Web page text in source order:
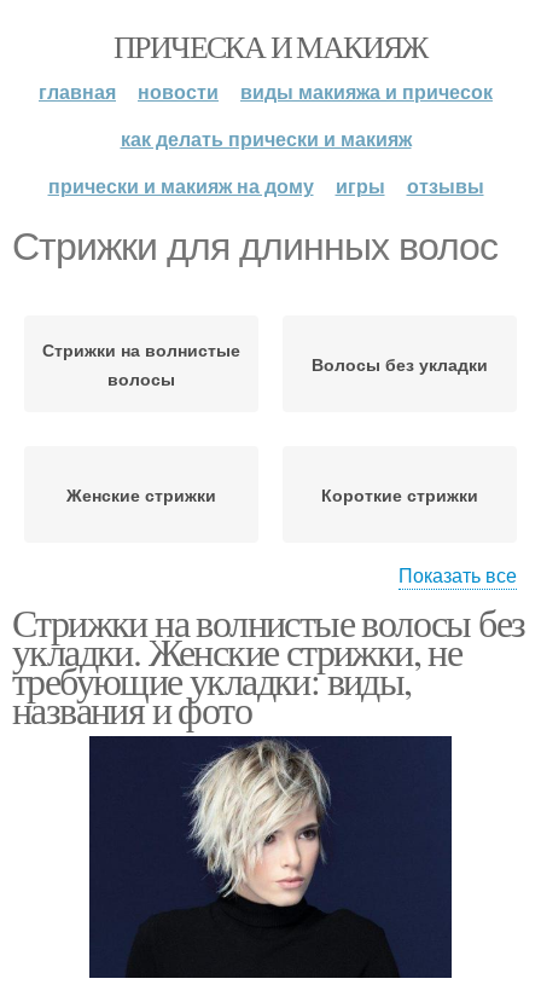
ПРИЧЕСКА И МАКИЯЖ
главная новости
виды макияжа и причесок
как делать прически и макияж
прически и макияж на дому
игры отзывы
Стрижки для длинных волос
Стрижки на волнистые
волосы
Волосы без укладки
Женские стрижки Короткие стрижки
Французская стрижка
Стрижки на средние
волосы
Стрижки для вьющихся
непослушных волос
Стрижки для пушистых
Показать все
Стрижки на волнистые волосы без
укладки. Женские стрижки, не
требующие укладки: виды,
названия и фото